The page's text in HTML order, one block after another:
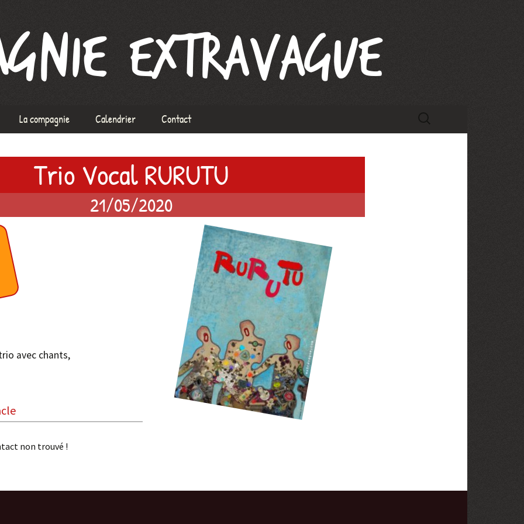
On ne sait jamais !
Voyage Sonore
Coule Douce
voix
La compagnie
À propos de la Compagnie
Mentions Légales
Calendrier Contact
Trio Vocal RURUTU
21/05/2020
avec chants,
non trouvé !